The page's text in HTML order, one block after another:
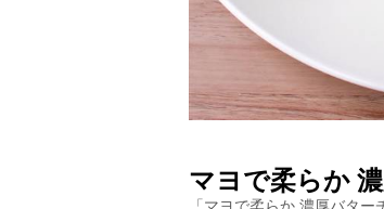
マヨで柔らか
「マヨで柔らか 濃厚バター